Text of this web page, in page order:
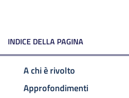
INDICE DELLA PAGINA
A chi è rivolto
Approfondimenti